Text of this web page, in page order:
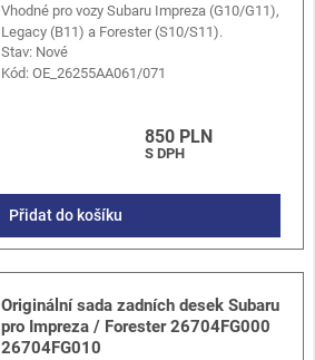
Vhodné pro vozy Subaru Impreza (G10/G11),
Legacy (B11) a Forester (S10/S11).
Stav: Nové
Kód:OE_26255AA061/071
850 PLN
S DPH
Přidat do košíku
Originální sada zadních desek Subaru
pro Impreza / Forester 26704FG000
26704FG010